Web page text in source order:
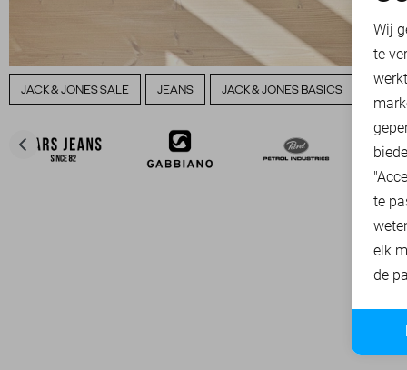
JACK & JONES SALE JEANS JACK & JONES BASICS
Wij
te
te
elk
de